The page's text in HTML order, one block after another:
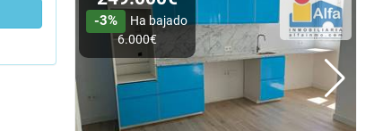
-3%
Ha bajado
6.000€